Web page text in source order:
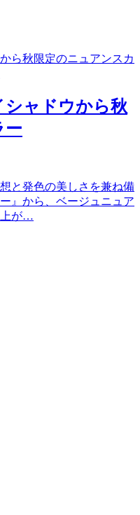
ャドウから秋
ー
と発色の美しさを兼ね備
』から、ベージュニュア
上が…